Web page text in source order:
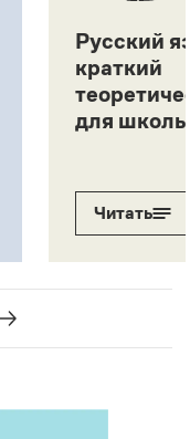
Русский
краткий
для
Читать